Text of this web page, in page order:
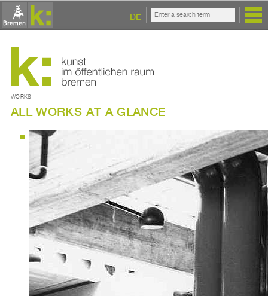
DE
WORKS
ALL WORKS AT A GLANCE